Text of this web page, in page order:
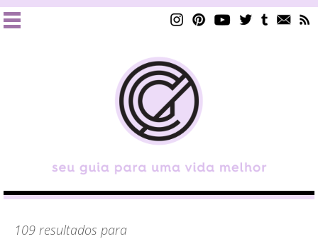
109 resultados para